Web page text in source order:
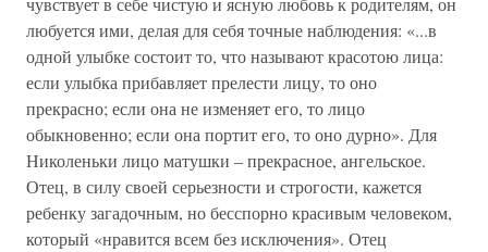
любуется ими, делая для себя точные наблюдения: «...в
одной улыбке состоит то, что называют красотою лица:
если улыбка прибавляет прелести лицу, то оно
прекрасно; если она не изменяет его, то лицо
обыкновенно; если она портит его, то оно дурно». Для
Николеньки лицо матушки – прекрасное, ангельское.
Отец, в силу своей серьезности и строгости, кажется
ребенку загадочным, но бесспорно красивым человеком,
который «нравится всем без исключения». Отец